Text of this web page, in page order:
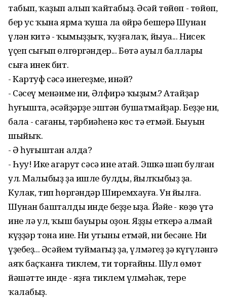
табып, ҡаҙып алып ҡайтабыҙ. Әсәй төйөп - төйөп,
бер ус ҡына ярма ҡуша ла өйрә бешерә Шунан
үлән китә - ҡымыҙҙыҡ, ҡуҙғалаҡ, йыуа... Нисек
үҫеп сығып өлгөргәндер... Бөтә ауыл баллары
сыға инек бит.
- Картуф сәсә инегеҙме, инәй?
- Сәсеү менәнме ни, Әлфирә ҡыҙым.? Атайҙар
һуғышта, әсәйҙәрҙе эштән бушатмайҙар. Беҙҙең ни,
бала - сағаның, тәрбиәһенә көс тә етмәй. Быуын
шыйыҡ.
- Ә һуғыштан алда?
- Һуу! Ике агарут сәсә ине атай. Эшкә шәп булған
ул. Малыбыҙ ҙа ишле булды, йылҡыбыҙ ҙа.
Кулак, тип һөргәндәр Ширемхауға. Ун йылға.
Шунан башталды инде беҙҙең ыҙа. Йәйе - көҙө үтә
ине лә ул, ҡыш бауыры оҙон. Яҙҙы еткерә алмай
күҙҙәр тона ине. Ни утыны етмәй, ни бесәне. Ни
үҙебеҙ... Әсәйем туймағыҙ ҙа, үлмәгеҙ ҙә күгүләнгә
аяҡ баҫҡанға тиклем, ти торғайны. Шул өмөт
йәшәтте инде - яҙға тиклем үлмәһәк, тере
ҡалабыҙ.